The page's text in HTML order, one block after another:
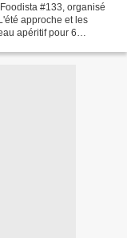
#133, organisé
approche et les
apéritif pour 6